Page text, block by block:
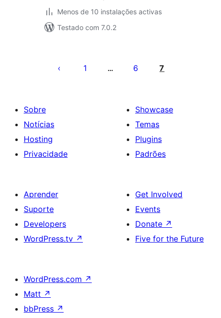
Menos de 10 instalações activas
Testado com 7.0.2
dos
1 … 6 7
Sobre
Notícias
Hosting
Privacidade
Showcase
Temas
Plugins
Padrões
Aprender
Suporte
Developers
WordPress.tv ↗
Get Involved
Events
Donate ↗
Five for the Future
WordPress.com ↗
Matt ↗
bbPress ↗